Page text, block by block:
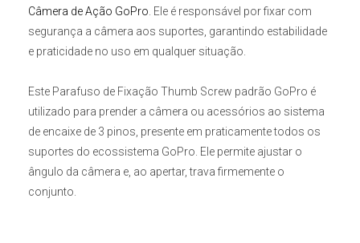
Câmera de Ação GoPro . Ele é responsável por fixar com
segurança a câmera aos suportes, garantindo estabilidade
e praticidade no uso em qualquer situação.
Este Parafuso de Fixação Thumb Screw padrão GoPro é
utilizado para prender a câmera ou acessórios ao sistema
de encaixe de 3 pinos, presente em praticamente todos os
suportes do ecossistema GoPro. Ele permite ajustar o
ângulo da câmera e, ao apertar, trava firmemente o
conjunto.